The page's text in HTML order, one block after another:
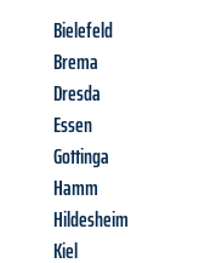
Bielefeld
Brema
Dresda
Essen
Gottinga
Hamm
Hildesheim
Kiel